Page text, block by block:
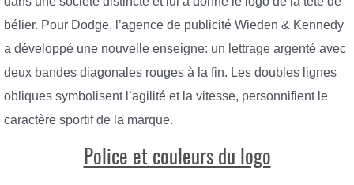
bélier. Pour Dodge, l’agence de publicité Wieden & Kennedy
a développé une nouvelle enseigne: un lettrage argenté avec
deux bandes diagonales rouges à la fin. Les doubles lignes
obliques symbolisent l’agilité et la vitesse, personnifient le
caractère sportif de la marque.
Police et couleurs du logo